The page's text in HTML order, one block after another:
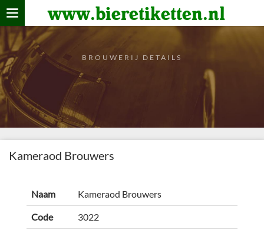
www.bieretiketten.nl
Home
verzamelen
De bierkaart
Bezoekers
BROUWERIJ DETAILS
Kameraod Brouwers
Naam Kameraod Brouwers
Code 3022